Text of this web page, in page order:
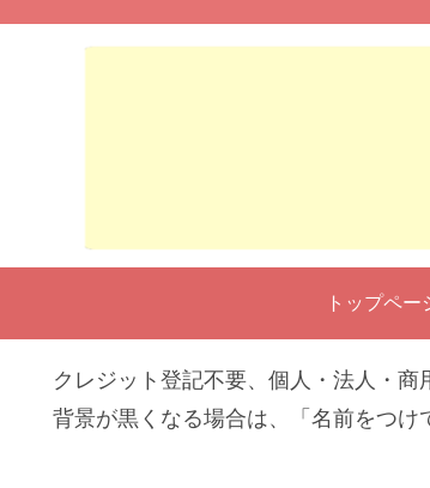
トップペー
クレジット登記不要、個人・法人・商
背景が黒くなる場合は、「名前をつけ